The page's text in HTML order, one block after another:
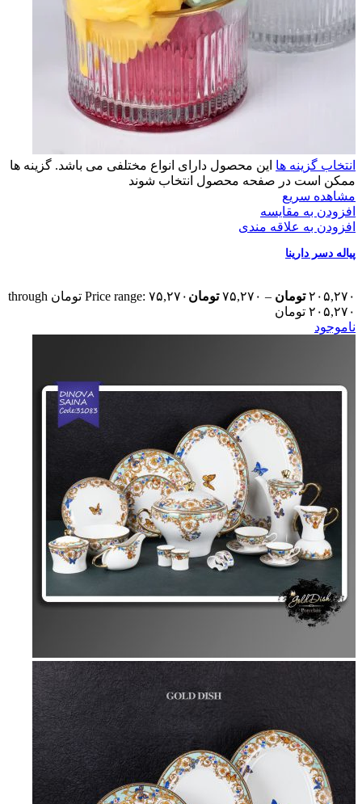
انتخاب گزینه ها این محصول دارای انواع مختلفی می باشد. گزینه ها
ممکن است در صفحه محصول انتخاب شوند
مشاهده سریع
افزودن به مقایسه
افزودن به علاقه مندی
پیاله دسر دارینا
۲۰۵,۲۷۰ تومان – ۷۵,۲۷۰ تومان
Price range: ۷۵,۲۷۰ تومان through
۲۰۵,۲۷۰ تومان
ناموجود